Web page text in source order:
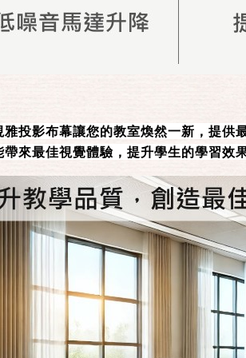
雅投影布幕讓您的教室煥然一新，提供
帶來最佳視覺體驗，提升學生的學習效